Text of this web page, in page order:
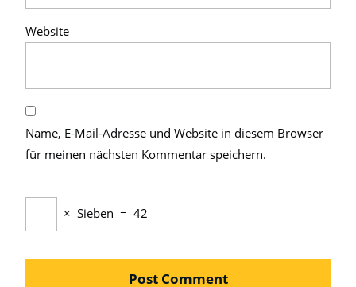
Website
Name, E-Mail-Adresse und Website in diesem Browser
für meinen nächsten Kommentar speichern.
× Sieben = 42